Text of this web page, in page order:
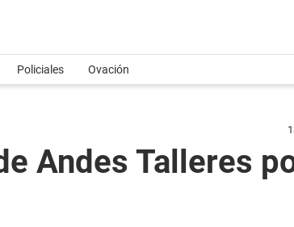
Policiales Ovación
Andes Talleres